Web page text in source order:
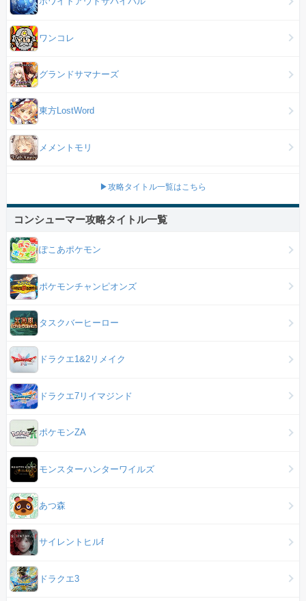
ワンコレ
グランドサマナーズ
東方LostWord
メメントモリ
▶攻略タイトル一覧はこちら
コンシューマー攻略タイトル一覧
ぽこあポケモン
ポケモンチャンピオンズ
タスクバーヒーロー
ドラクエ1&2リメイク
ドラクエ7リイマジンド
ポケモンZA
モンスターハンターワイルズ
あつ森
サイレントヒルf
ドラクエ3